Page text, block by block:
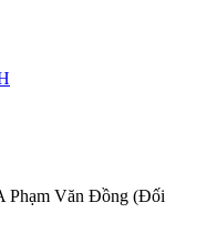
Phạm Văn Đồng (Đối